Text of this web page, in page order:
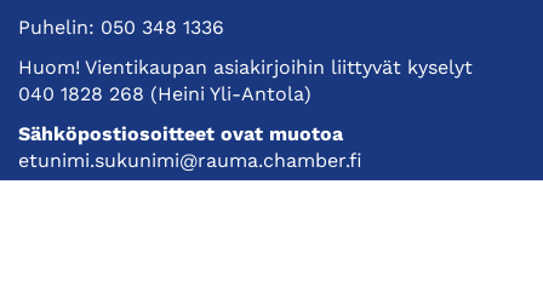
Puhelin: 050 348 1336
Huom! Vientikaupan asiakirjoihin liittyvät kyselyt
040 1828 268 (Heini Yli-Antola)
Sähköpostiosoitteet ovat muotoa
etunimi.sukunimi@rauma.chamber.fi